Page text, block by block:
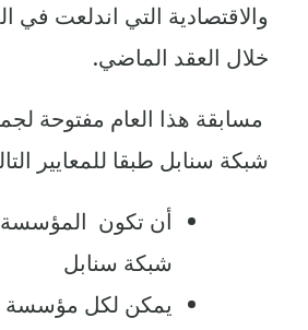
والاقتصادية التي اندلعت في
خلال العقد الماضي.
مسابقة هذا العام مفتوحة
شبكة سنابل طبقا للمعايير
أن تكون المؤسسة
شبكة سنابل